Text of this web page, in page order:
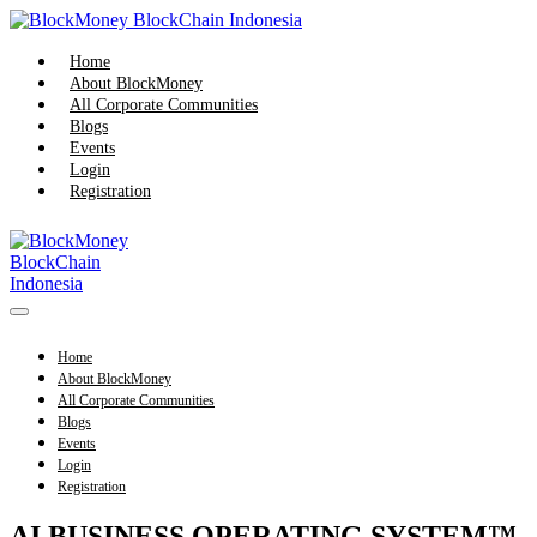
Skip
content
Home
About BlockMoney
All Corporate Communities
Blogs
Events
Login
Registration
Menu
Home
About BlockMoney
All Corporate Communities
Blogs
Events
Login
Registration